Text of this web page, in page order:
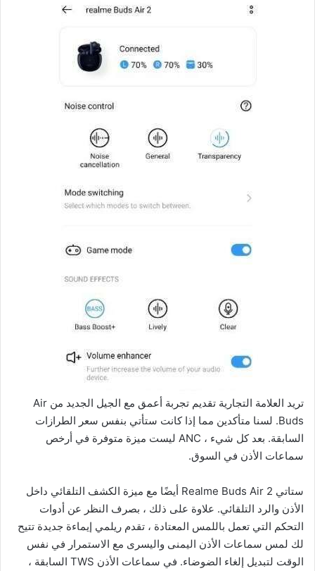
تريد العلامة التجارية تقديم تجربة أعمق مع الجيل الجديد من Air
Buds. لسنا متأكدين مما إذا كانت ستأتي بنفس سعر الطرازات
السابقة. بعد كل شيء ، ANC ليست ميزة متوفرة في أرخص
سماعات الأذن في السوق.
ستاتي Realme Buds Air 2 أيضًا مع ميزة الكشف التلقائي داخل
الأذن والرد التلقائي. علاوة على ذلك ، بصرف النظر عن أدوات
التحكم التي تعمل باللمس المعتادة ، تقدم ريلمي إيماءة جديدة تتيح
لك لمس سماعات الأذن اليمنى واليسرى مع الاستمرار في نفس
الوقت لتبديل إلغاء الضوضاء. في سماعات الأذن TWS السابقة ،